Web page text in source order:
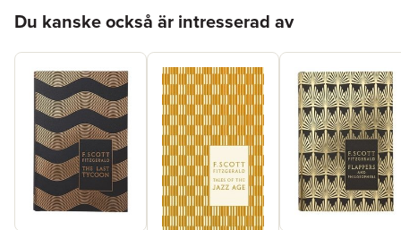
Du kanske också är intresserad av